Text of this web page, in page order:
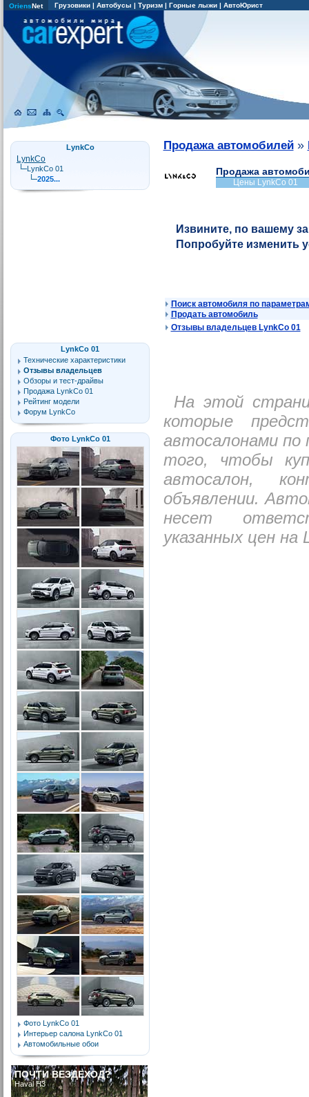
OriensNet Грузовики | Автобусы | Туризм | Горные лыжи | АвтоЮрист
LynkCo
LynkCo
LynkCo 01
2025...
LynkCo 01
Технические характеристики
Отзывы владельцев
Обзоры и тест-драйвы
Продажа LynkCo 01
Рейтинг модели
Форум LynkCo
Фото LynkCo 01
Фото LynkCo 01
Интерьер салона LynkCo 01
Автомобильные обои
ПОЧТИ ВЕЗДЕХОД?
Haval H3
Продажа автомобилей»
Продажа
Цены LynkCo 01
Извините, по вашему
Попробуйте изменить
Поиск автомобиля по
Продать автомобиль
Отзывы владельцев LynkCo 01
На этой
которые
автосалонами по
того, чтобы
автосалон,
объявлении.
несет
указанных цен на